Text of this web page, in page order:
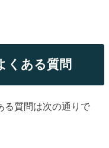
くある質問
る質問は次の通りで